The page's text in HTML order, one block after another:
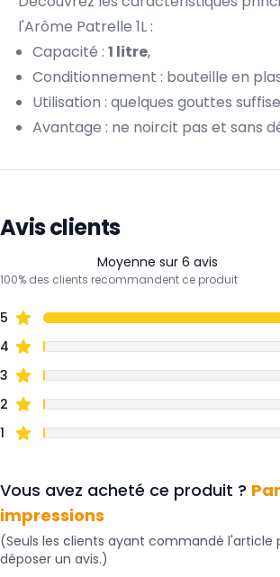
l'Arôme Patrelle 1L :
Capacité : 1 litre,
Conditionnement : bouteille en
Utilisation : quelques gouttes
Avantage : ne noircit pas et sans
Avis clients
Moyenne sur 6 avis
100% des clients recommandent ce produit
5
4
3
2
1
Vous avez acheté ce produit ?
impressions
(Seuls les clients ayant commandé l'article
déposer un avis.)